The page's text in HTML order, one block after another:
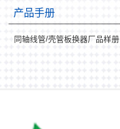
产品手册
同轴线管/壳管板换器厂品样册